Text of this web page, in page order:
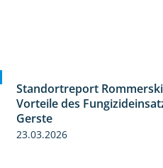
Standortreport
Vorteile des
Gerste
23.03.2026